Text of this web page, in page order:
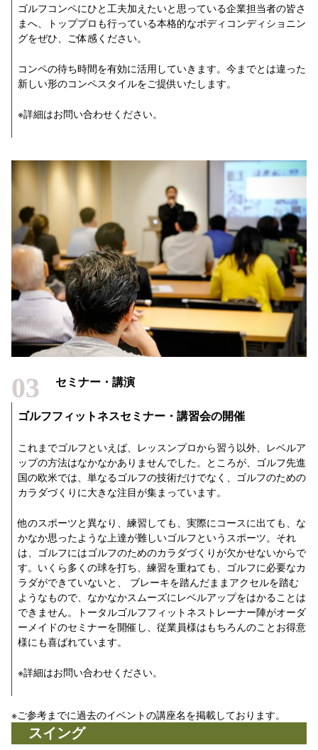
ゴルフコンペにひと工夫加えたいと思っている企業担当者の皆さ
まへ、トッププロも行っている本格的なボディコンディショニン
グをぜひ、ご体感ください。
コンペの待ち時間を有効に活用していきます。今までとは違った
新しい形のコンペスタイルをご提供いたします。
※詳細はお問い合わせください。
03 セミナー・講演
ゴルフフィットネスセミナー・講習会の開催
これまでゴルフといえば、レッスンプロから習う以外、レベルア
ップの方法はなかなかありませんでした。ところが、ゴルフ先進
国の欧米では、単なるゴルフの技術だけでなく、ゴルフのための
カラダづくりに大きな注目が集まっています。
他のスポーツと異なり、練習しても、実際にコースに出ても、な
かなか思ったような上達が難しいゴルフというスポーツ。それ
は、ゴルフにはゴルフのためのカラダづくりが欠かせないからで
す。いくら多くの球を打ち、練習を重ねても、ゴルフに必要なカ
ラダができていないと、 ブレーキを踏んだままアクセルを踏む
ようなもので、なかなかスムーズにレベルアップをはかることは
できません。トータルゴルフフィットネストレーナー陣がオーダ
ーメイドのセミナーを開催し、従業員様はもちろんのことお得意
様にも喜ばれています。
※詳細はお問い合わせください。
※ご参考までに過去のイベントの講座名を掲載しております。
スイング